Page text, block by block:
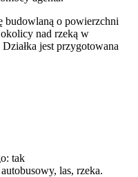
budowlaną o powierzchni
nad rzeką w
jest przygotowana
tak
las, rzeka.